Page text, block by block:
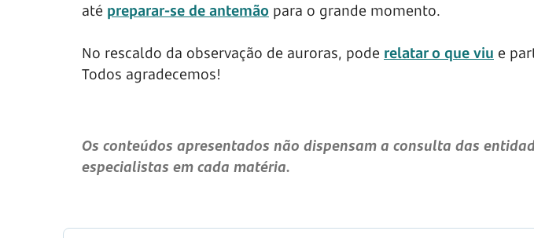
até preparar-se de antemão para o grande momento.
No rescaldo da observação de auroras, pode relatar o que viu e
Todos agradecemos!
Os conteúdos apresentados não dispensam a consulta das
especialistas em cada matéria.